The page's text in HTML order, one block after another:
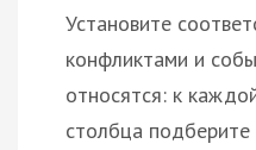
Установите
конфликтами и
относятся: к
столбца